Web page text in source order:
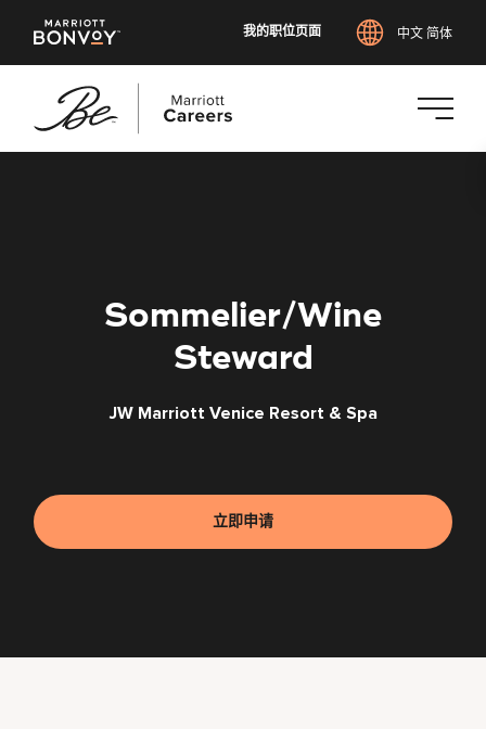
我的职位页面 中文 简体
Sommelier/Wine
Steward
JW Marriott Venice Resort & Spa
立即申请